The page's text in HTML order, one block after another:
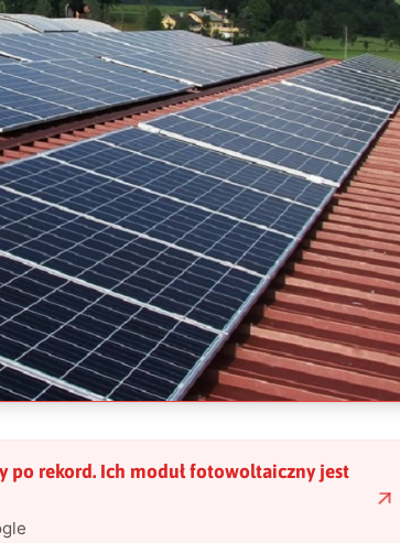
po rekord. Ich moduł fotowoltaiczny jest